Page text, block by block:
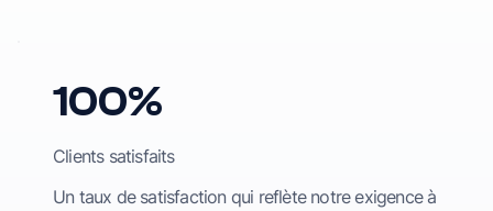
100%
Clients satisfaits
Un taux de satisfaction qui reflète notre exigence à